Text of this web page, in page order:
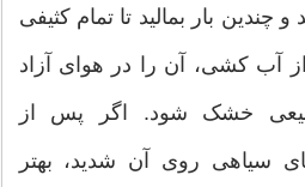
چندین بار بمالید تا تمام کثیفی
آب کشی، آن را در هوای آزاد
خشک شود. اگر پس از
سیاهی روی آن شدید، بهتر